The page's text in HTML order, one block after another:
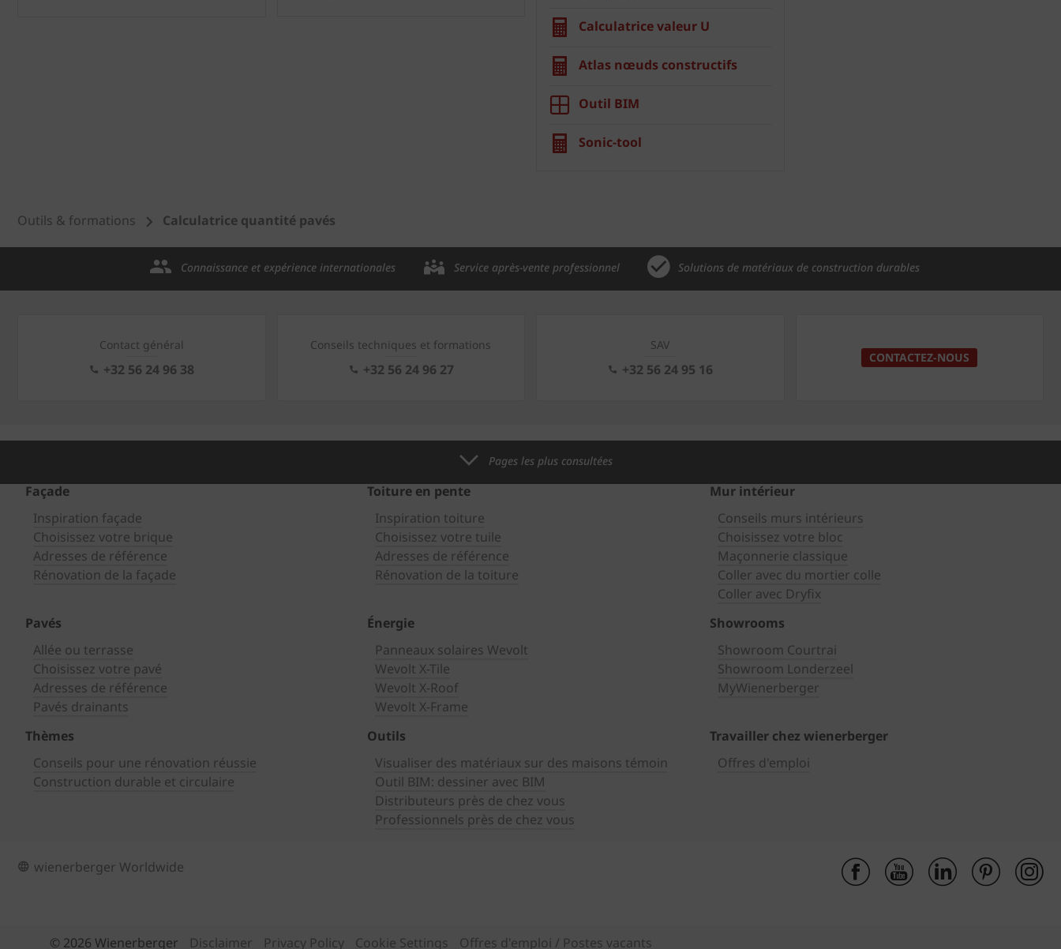
Calculatrice valeur U
Atlas nœuds constructifs
Outil BIM
Sonic-tool
Outils & formations Calculatrice quantité pavés
Connaissance et expérience internationales Service après-vente professionnel Solutions de matériaux de construction durables
Contact général
+32 56 24 96 38
Conseils techniques et formations
+32 56 24 96 27
SAV
+32 56 24 95 16
CONTACTEZ-NOUS
Pages les plus consultées
Façade
Inspiration façade
Choisissez votre brique
Adresses de référence
Rénovation de la façade
Toiture en pente
Inspiration toiture
Choisissez votre tuile
Adresses de référence
Rénovation de la toiture
Mur intérieur
Conseils murs intérieurs
Choisissez votre bloc
Maçonnerie classique
Coller avec du mortier colle
Coller avec Dryfix
Pavés
Allée ou terrasse
Choisissez votre pavé
Adresses de référence
Pavés drainants
Énergie
Panneaux solaires Wevolt
Wevolt X-Tile
Wevolt X-Roof
Wevolt X-Frame
Showrooms
Showroom Courtrai
Showroom Londerzeel
MyWienerberger
Thèmes
Conseils pour une rénovation réussie
Construction durable et circulaire
Outils
Visualiser des matériaux sur des maisons témoin
Outil BIM: dessiner avec BIM
Distributeurs près de chez vous
Professionnels près de chez vous
Travailler chez wienerberger
Offres d'emploi
wienerberger Worldwide
© 2026 Wienerberger Disclaimer Privacy Policy Cookie Settings Offres d'emploi / Postes vacants